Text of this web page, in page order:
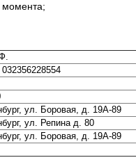
момента;
ул. Боровая, д. 19А-89
ул. Репина д. 80
ул. Боровая, д. 19А-89